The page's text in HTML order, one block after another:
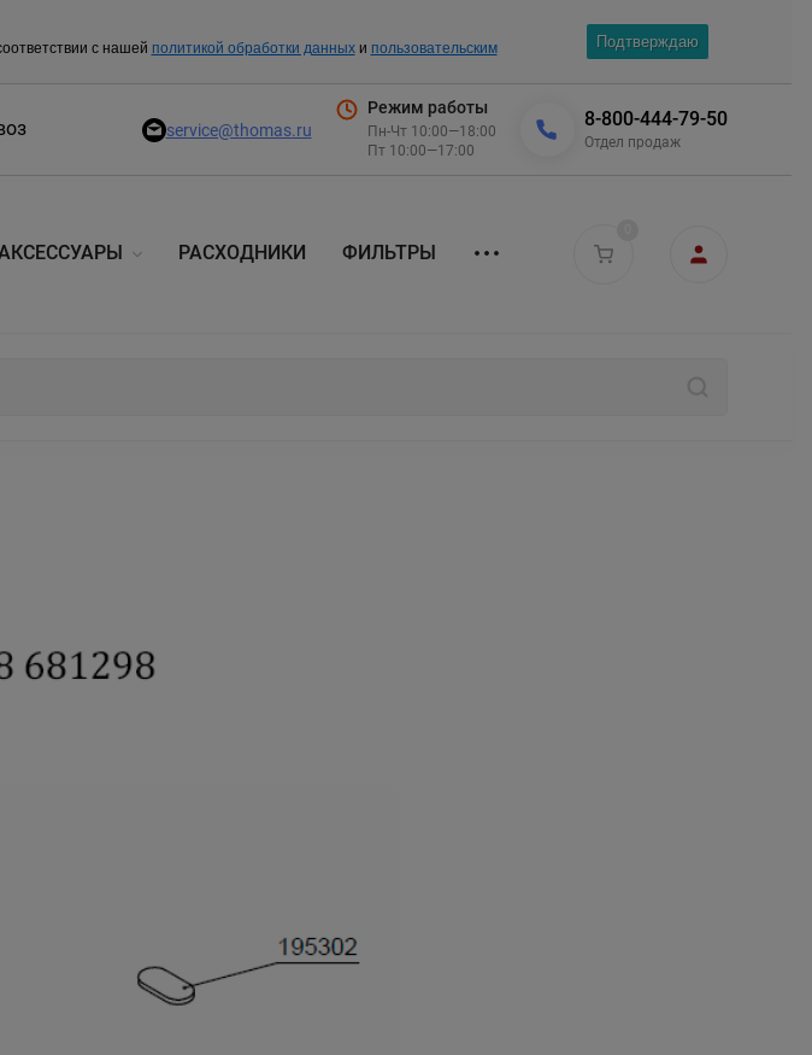
с нашей политикой обработки данныхи пользовательским
Подтверждаю
service@thomas.ru
Режим работы
Пн-Чт 10:00—18:00
Пт 10:00—17:00
8-800-444-79-50
Отдел продаж
РАСХОДНИКИ ФИЛЬТРЫ